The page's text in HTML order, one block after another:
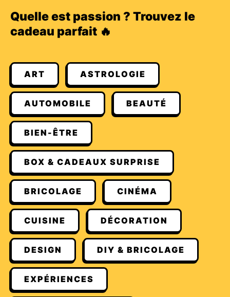
Quelle est passion ? Trouvez le
cadeau parfait 🔥
ART ASTROLOGIE
AUTOMOBILE BEAUTÉ
BIEN-ÊTRE
BOX & CADEAUX SURPRISE
BRICOLAGE CINÉMA
CUISINE DÉCORATION
DESIGN DIY & BRICOLAGE
EXPÉRIENCES